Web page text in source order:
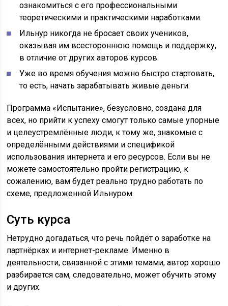
ознакомиться с его профессиональными
теоретическими и практическими наработками.
Ильнур никогда не бросает своих учеников,
оказывая им всестороннюю помощь и поддержку,
в отличие от других авторов курсов.
Уже во время обучения можно быстро стартовать,
то есть, начать зарабатывать живые деньги.
Программа «Испытание», безусловно, создана для
всех, но прийти к успеху смогут только самые упорные
и целеустремлённые люди, к тому же, знакомые с
определёнными действиями и спецификой
использования интернета и его ресурсов. Если вы не
можете самостоятельно пройти регистрацию, к
сожалению, вам будет реально трудно работать по
схеме, предложенной Ильнуром.
Суть курса
Нетрудно догадаться, что речь пойдёт о заработке на
партнёрках и интернет-рекламе. Именно в
деятельности, связанной с этими темами, автор хорошо
разбирается сам, следовательно, может обучить этому
и других.